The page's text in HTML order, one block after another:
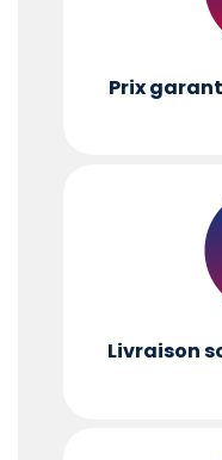
Prix
Livraison